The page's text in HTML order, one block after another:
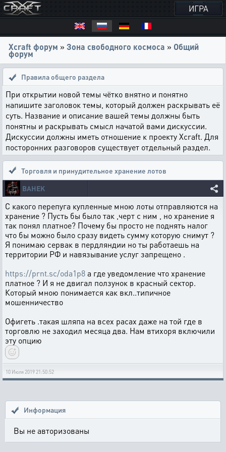
ИГРА
Xcraft форум » Зона свободного космоса » Общий
форум
Правила общего раздела
При открытии новой темы чётко внятно и понятно
напишите заголовок темы, который должен раскрывать её
суть. Название и описание вашей темы должны быть
понятны и раскрывать смысл начатой вами дискуссии.
Дискуссии должны иметь отношение к проекту Xcraft. Для
посторонних разговоров существует отдельный раздел.
Торговля и принудительное хранение лотов
BAHEK
С какого перепуга купленные мною лоты отправляются на
хранение ? Пусть бы было так ,черт с ним , но хранение я
так понял платное? Почему бы просто не поднять налог
что бы можно было сразу видеть сумму которую снимут ?
Я понимаю сервак в пердляндии но ты работаешь на
территории РФ и навязывание услуг запрещено .
https://prnt.sc/oda1p8а где уведомление что хранение
платное ? И я не двигал ползунок в красный сектор.
Который мною понимается как вкл..типичное
мошенничество
Офигеть .такая шляпа на всех расах даже на той где в
торговлю не заходил месяца два. Нам втихоря включили
эту опцию
10 Июля 2019 21:50:52
Информация
Вы не авторизованы